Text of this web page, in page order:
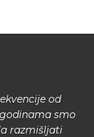
od
smo
razmišljati